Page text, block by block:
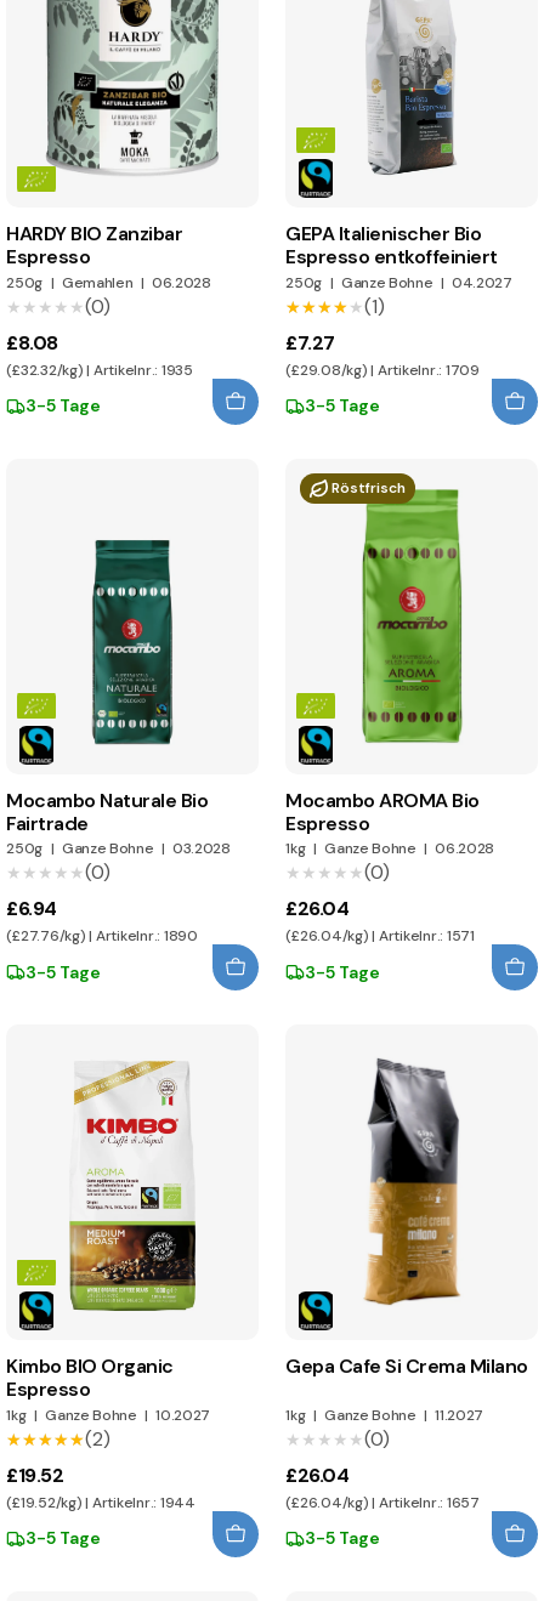
HARDY BIO Zanzibar
Espresso
250g | Gemahlen | 06.2028
★★★★★
★★★★★(0)
£8.08
(£32.32/kg) | Artikelnr.: 1935
3-5 Tage
GEPA Italienischer Bio
Espresso entkoffeiniert
250g | Ganze Bohne | 04.2027
★★★★★
★★★★★(1)
£7.27
(£29.08/kg) | Artikelnr.: 1709
3-5 Tage
Mocambo Naturale Bio
Fairtrade
250g | Ganze Bohne | 03.2028
★★★★★
★★★★★(0)
£6.94
(£27.76/kg) | Artikelnr.: 1890
3-5 Tage
Röstfrisch
Mocambo AROMA Bio
Espresso
1kg | Ganze Bohne | 06.2028
★★★★★
★★★★★(0)
£26.04
(£26.04/kg) | Artikelnr.: 1571
3-5 Tage
Kimbo BIO Organic
Espresso
1kg | Ganze Bohne | 10.2027
★★★★★
★★★★★(2)
£19.52
(£19.52/kg) | Artikelnr.: 1944
3-5 Tage
Gepa Cafe Si Crema Milano
1kg | Ganze Bohne | 11.2027
★★★★★
★★★★★(0)
£26.04
(£26.04/kg) | Artikelnr.: 1657
3-5 Tage